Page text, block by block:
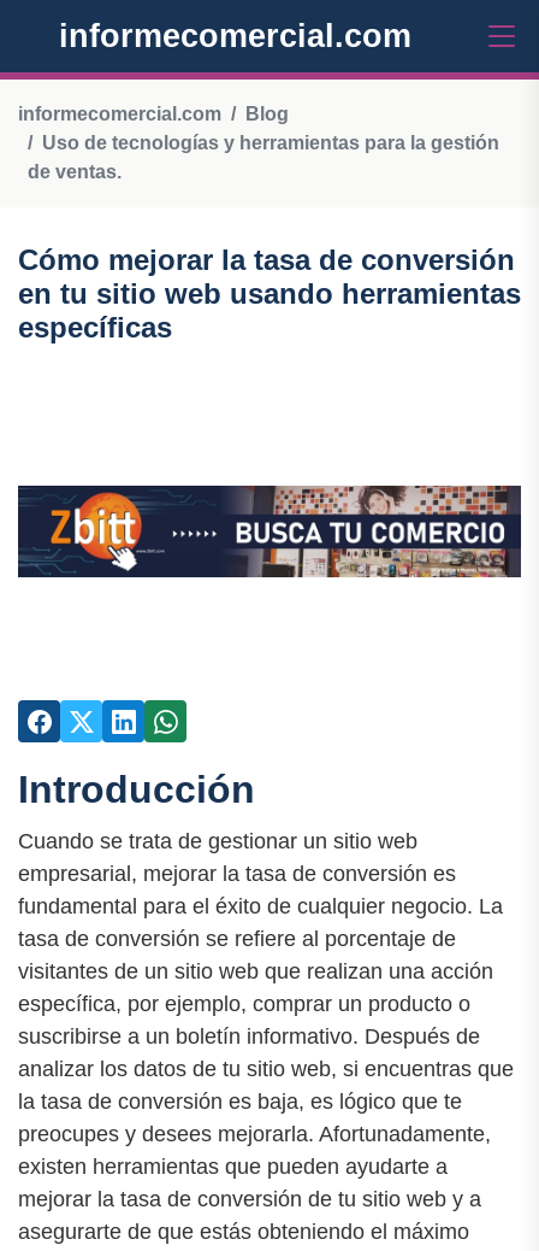
informecomercial.com
informecomercial.com
Blog
Uso de tecnologías y herramientas para la gestión
de ventas.
Cómo mejorar la tasa de conversión
en tu sitio web usando herramientas
específicas
Introducción
Cuando se trata de gestionar un sitio web
empresarial, mejorar la tasa de conversión es
fundamental para el éxito de cualquier negocio. La
tasa de conversión se refiere al porcentaje de
visitantes de un sitio web que realizan una acción
específica, por ejemplo, comprar un producto o
suscribirse a un boletín informativo. Después de
analizar los datos de tu sitio web, si encuentras que
la tasa de conversión es baja, es lógico que te
preocupes y desees mejorarla. Afortunadamente,
existen herramientas que pueden ayudarte a
mejorar la tasa de conversión de tu sitio web y a
asegurarte de que estás obteniendo el máximo